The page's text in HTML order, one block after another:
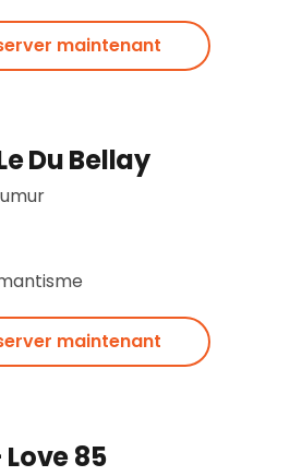
maintenant
Du Bellay
maintenant
85